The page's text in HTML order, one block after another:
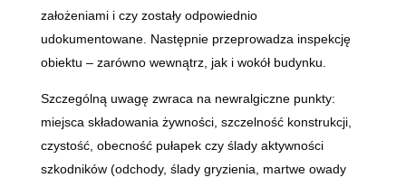
założeniami i czy zostały odpowiednio
udokumentowane. Następnie przeprowadza inspekcję
obiektu – zarówno wewnątrz, jak i wokół budynku.
Szczególną uwagę zwraca na newralgiczne punkty:
miejsca składowania żywności, szczelność konstrukcji,
czystość, obecność pułapek czy ślady aktywności
szkodników (odchody, ślady gryzienia, martwe owady